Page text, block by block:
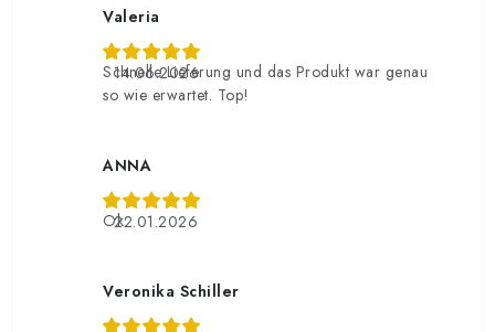
Valeria
14.06.2026
Schnelle Lieferung und das Produkt war genau
so wie erwartet. Top!
ANNA
22.01.2026
Ok
Veronika Schiller